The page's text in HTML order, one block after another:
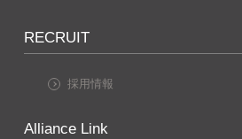
RECRUIT
採用情報
Alliance Link